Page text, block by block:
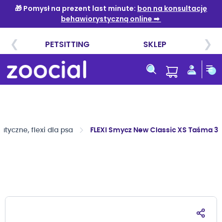
do
treści
flexi dla psa FLEXI Smycz New Classic XS Taśma 3
Przejdź